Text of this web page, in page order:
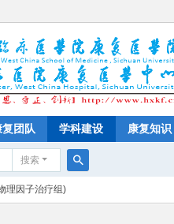
复团队 学科建设 康复知识
搜索
索
理因子治疗组)